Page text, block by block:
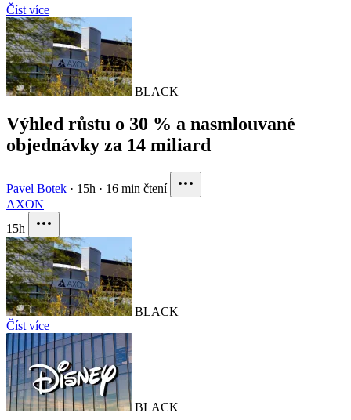
Číst více
BLACK
Výhled růstu o 30 % a nasmlouvané
objednávky za 14 miliard
Pavel Botek · 15h · 16 min čtení
AXON
15h
BLACK
Číst více
BLACK